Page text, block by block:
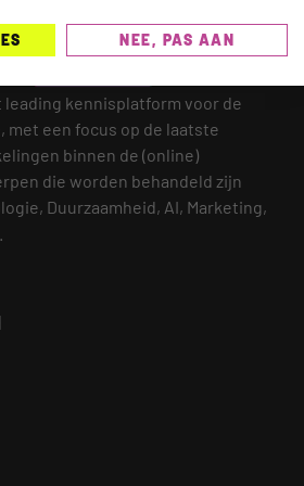
leading kennisplatform voor de
met een focus op de laatste
binnen de (online)
die worden behandeld zijn
Duurzaamheid, AI, Marketing,
NEE, PAS AAN